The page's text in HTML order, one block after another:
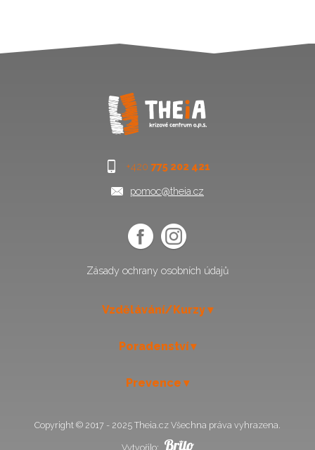
+420 775 202 421
pomoc@theia.cz
Zásady ochrany osobních údajů
Vzdělávání/Kurzy
Poradenství
Prevence
Copyright © 2017 - 2025 Theia.cz Všechna práva vyhrazena.
Vytvořilo: